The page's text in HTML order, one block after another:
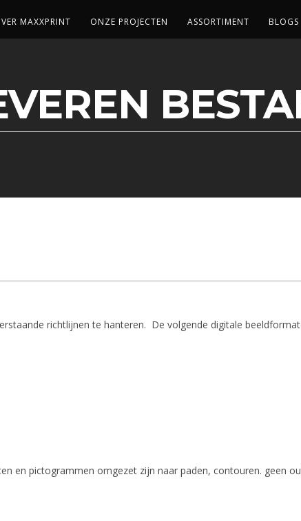
MAXXPRINT ONZE PROJECTEN ASSORTIMENT BLOGS
richtlijnen te hanteren. De volgende digitale
en pictogrammen omgezet zijn naar paden, contouren. geen